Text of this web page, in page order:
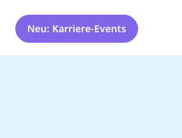
Neu: Karriere-Events